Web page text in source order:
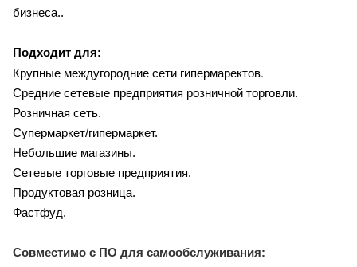
бизнеса..
Подходит для:
Крупные междугородние сети гипермаректов.
Средние сетевые предприятия розничной торговли.
Розничная сеть.
Супермаркет/гипермаркет.
Небольшие магазины.
Сетевые торговые предприятия.
Продуктовая розница.
Фастфуд.
Совместимо с ПО для самообслуживания: